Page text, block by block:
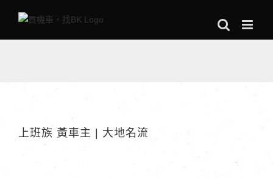
上班族 黃車主 | 大地名流